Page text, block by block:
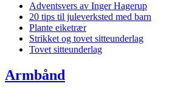
Adventsvers av Inger Hagerup
20 tips til juleverksted med barn
Plante eiketrær
Strikket og tovet sitteunderlag
Tovet sitteunderlag
Armbånd